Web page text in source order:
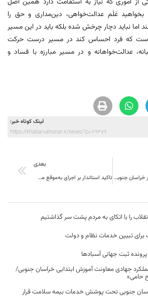
عَلَم عدالت‌خواهی، دین‌مداری و حق را
اما نباید دچار چرخش شده بلکه باید در این مسیر
است که فرد احساس کند در مسیر درست حرکت
عدالت‌خواهانه و در مسیر مبارزه با فساد و
لینک کوتاه خبر:
https://khabarvahonar.ir/news/?p=69379
تخلفات حادثه‌ساز در خراسان جنوبی با برخورد قضایی همراه است
بعدی
تاکید استاندار بر اجرای به‌موقع مصوبات سفر رییس‌جمهور در خراسان‌جنوبی
را با اتکای به مردم پشت سر گذاشتیم
تبیین خدمات نظام و دولت
ثبت جهانی آسبادها
عملکرد جهادی معاونت آموزش ابتدایی خراسان جنوبی/
خراسان جنوبی تحت پوشش خدمات بیمه سلامت قرار